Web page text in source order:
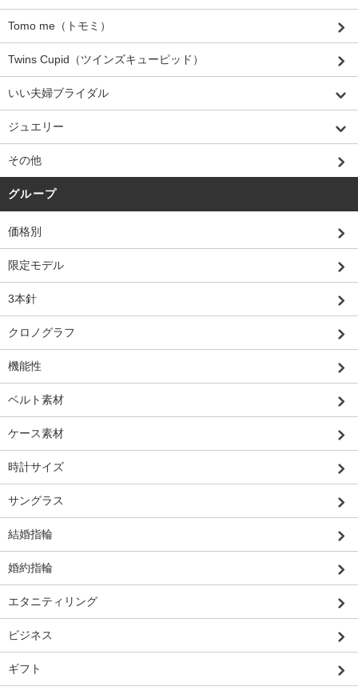
Tomo me（トモミ）
Twins Cupid（ツインズキューピッド）
いい夫婦ブライダル
ジュエリー
その他
グループ
価格別
限定モデル
3本針
クロノグラフ
機能性
ベルト素材
ケース素材
時計サイズ
サングラス
結婚指輪
婚約指輪
エタニティリング
ビジネス
ギフト